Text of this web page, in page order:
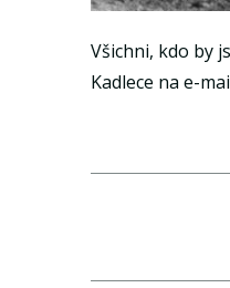
Všichni, kdo by
Kadlece na e-